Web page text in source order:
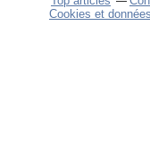
Cookies et